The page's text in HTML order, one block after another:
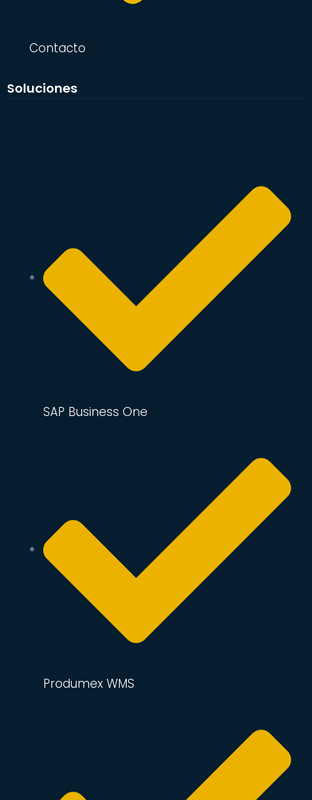
Contacto
Soluciones
SAP Business One
Produmex WMS